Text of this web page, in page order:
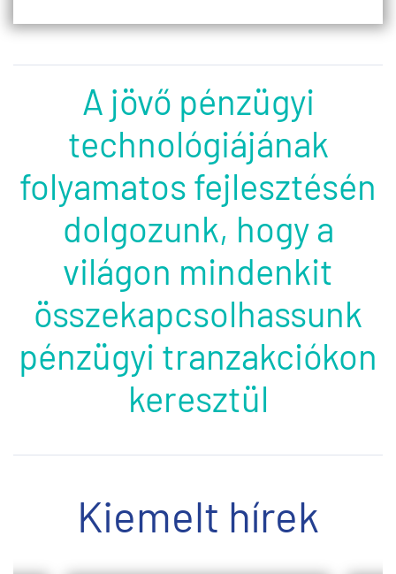
A jövő pénzügyi
technológiájának
folyamatos fejlesztésén
dolgozunk, hogy a
világon mindenkit
összekapcsolhassunk
pénzügyi tranzakciókon
keresztül
Kiemelt hírek